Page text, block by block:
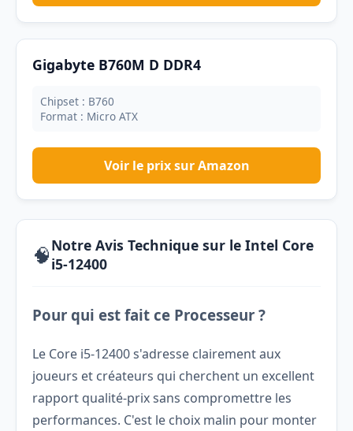
Gigabyte B760M D DDR4
Chipset : B760
Format : Micro ATX
Voir le prix sur Amazon
🧠Notre Avis Technique sur le Intel Core
i5-12400
Pour qui est fait ce Processeur ?
Le Core i5-12400 s'adresse clairement aux
joueurs et créateurs qui cherchent un excellent
rapport qualité-prix sans compromettre les
performances. C'est le choix malin pour monter